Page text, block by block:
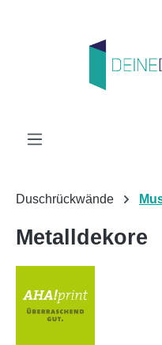
Duschrückwände
Metalldekore